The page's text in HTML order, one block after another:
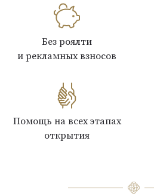
Без роялти
и рекламных взносов
Помощь на всех этапах
открытия